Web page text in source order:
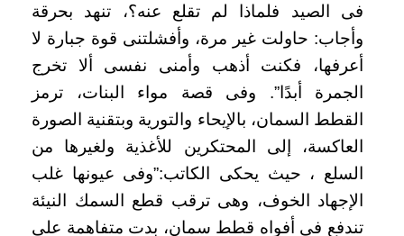
فى الصيد فلماذا لم تقلع عنه؟، تنهد بحرقة
وأجاب: حاولت غير مرة، وأفشلتنى قوة جبارة لا
أعرفها، فكنت أذهب وأمنى نفسى ألا تخرج
الجمرة أبدًا”. وفى قصة مواء البنات، ترمز
القطط السمان، بالإيحاء والتورية وبتقنية الصورة
العاكسة، إلى المحتكرين للأغذية ولغيرها من
السلع ، حيث يحكى الكاتب:”وفى عيونها غلب
الإجهاد الخوف، وهى ترقب قطع السمك النيئة
تندفع فى أفواه قطط سمان، بدت متفاهمة على